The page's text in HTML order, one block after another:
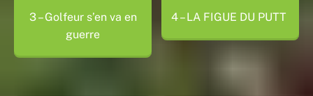
3 – Golfeur s’en va en
guerre
4 – LA FIGUE DU PUTT